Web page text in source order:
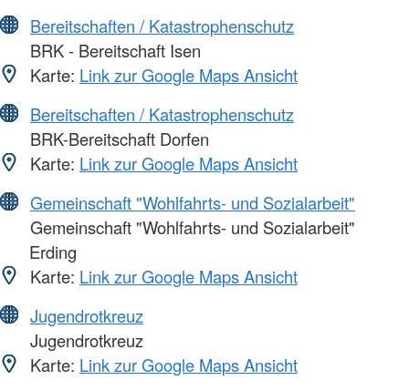
Bereitschaften / Katastrophenschutz
BRK - Bereitschaft Isen
Karte: Link zur Google Maps Ansicht
Bereitschaften / Katastrophenschutz
BRK-Bereitschaft Dorfen
Karte: Link zur Google Maps Ansicht
Gemeinschaft "Wohlfahrts- und Sozialarbeit"
Gemeinschaft "Wohlfahrts- und Sozialarbeit"
Erding
Karte: Link zur Google Maps Ansicht
Jugendrotkreuz
Jugendrotkreuz
Karte: Link zur Google Maps Ansicht